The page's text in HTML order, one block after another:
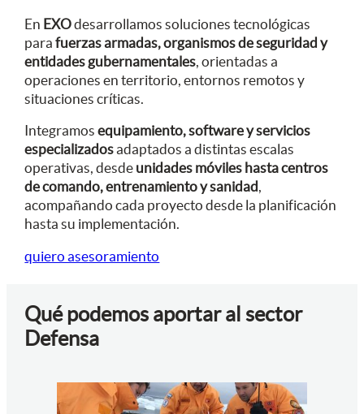
En EXOdesarrollamos soluciones tecnológicas
parafuerzas armadas, organismos de seguridad y
entidades gubernamentales , orientadas a
operaciones en territorio, entornos remotos y
situaciones críticas.
Integramosequipamiento, software y servicios
especializadosadaptados a distintas escalas
operativas, desde unidades móviles hasta centros
de comando, entrenamiento y sanidad ,
acompañando cada proyecto desde la planificación
hasta su implementación.
quiero asesoramiento
Qué podemos aportar al sector
Defensa